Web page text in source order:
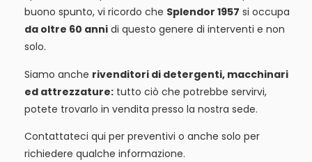
buono spunto, vi ricordo che Splendor 1957 si occupa
da oltre 60 anni di questo genere di interventi e non
solo.
Siamo anche rivenditori di detergenti, macchinari
ed attrezzature: tutto ciò che potrebbe servirvi,
potete trovarlo in vendita presso la nostra sede.
Contattateci qui per preventivi o anche solo per
richiedere qualche informazione.